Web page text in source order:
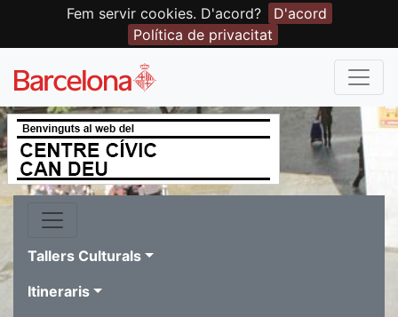
Fem servir cookies. D'acord?
D'acord
Política de privacitat
Tallers Culturals
Itineraris